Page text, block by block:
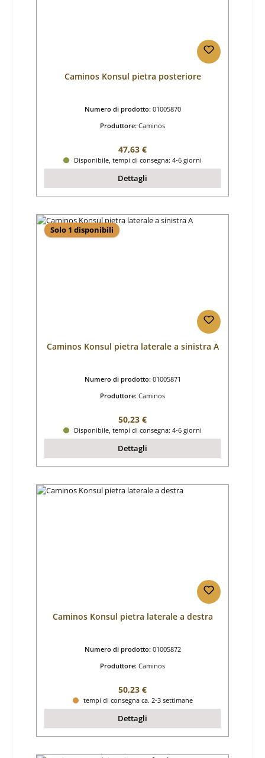
Caminos Konsul pietra posteriore
Numero di prodotto: 01005870
Produttore: Caminos
Prezzo normale:
47,63 €
Disponibile, tempi di consegna: 4-6 giorni
Dettagli
Solo 1 disponibili
Caminos Konsul pietra laterale a sinistra A
Numero di prodotto: 01005871
Produttore: Caminos
Prezzo normale:
50,23 €
Disponibile, tempi di consegna: 4-6 giorni
Dettagli
Caminos Konsul pietra laterale a destra
Numero di prodotto: 01005872
Produttore: Caminos
Prezzo normale:
50,23 €
tempi di consegna ca. 2-3 settimane
Dettagli